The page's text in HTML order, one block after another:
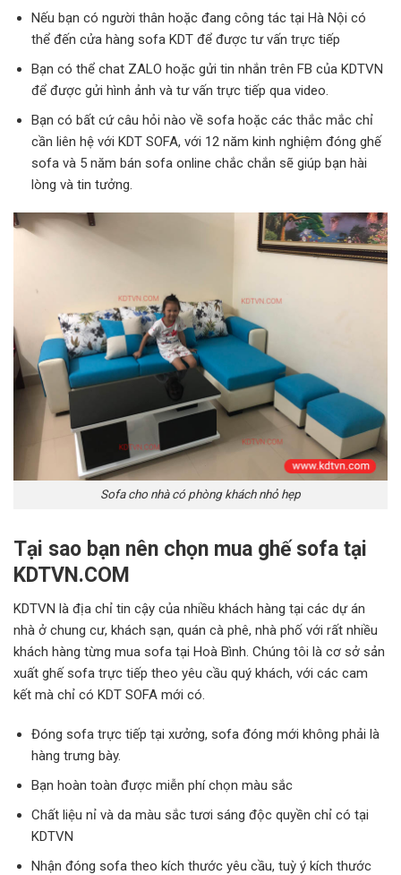
Nếu bạn có người thân hoặc đang công tác tại Hà Nội có
thể đến cửa hàng sofa KDT để được tư vấn trực tiếp
Bạn có thể chat ZALO hoặc gửi tin nhắn trên FB của KDTVN
để được gửi hình ảnh và tư vấn trực tiếp qua video.
Bạn có bất cứ câu hỏi nào về sofa hoặc các thắc mắc chỉ
cần liên hệ với KDT SOFA, với 12 năm kinh nghiệm đóng ghế
sofa và 5 năm bán sofa online chắc chắn sẽ giúp bạn hài
lòng và tin tưởng.
Sofa cho nhà có phòng khách nhỏ hẹp
Tại sao bạn nên chọn mua ghế sofa tại
KDTVN.COM
KDTVN là địa chỉ tin cậy của nhiều khách hàng tại các dự án
nhà ở chung cư, khách sạn, quán cà phê, nhà phố với rất nhiều
khách hàng từng mua sofa tại Hoà Bình. Chúng tôi là cơ sở sản
xuất ghế sofa trực tiếp theo yêu cầu quý khách, với các cam
kết mà chỉ có KDT SOFA mới có.
Đóng sofa trực tiếp tại xưởng, sofa đóng mới không phải là
hàng trưng bày.
Bạn hoàn toàn được miễn phí chọn màu sắc
Chất liệu nỉ và da màu sắc tươi sáng độc quyền chỉ có tại
KDTVN
Nhận đóng sofa theo kích thước yêu cầu, tuỳ ý kích thước